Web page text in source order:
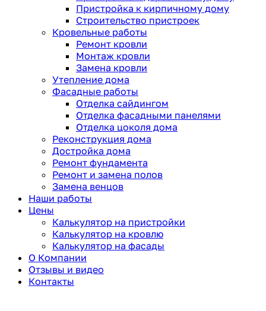
Пристройка к кирпичному дому
Строительство пристроек
Кровельные работы
Ремонт кровли
Монтаж кровли
Замена кровли
Утепление дома
Фасадные работы
Отделка сайдингом
Отделка фасадными панелями
Отделка цоколя дома
Реконструкция дома
Достройка дома
Ремонт фундамента
Ремонт и замена полов
Замена венцов
Наши работы
Цены
Калькулятор на пристройки
Калькулятор на кровлю
Калькулятор на фасады
О Компании
Отзывы и видео
Контакты